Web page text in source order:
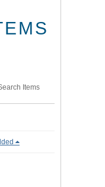
Items